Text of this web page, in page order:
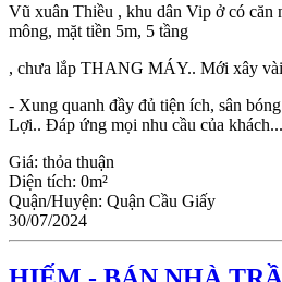
Vũ xuân Thiều , khu dân Vip ở có căn
mông, mặt tiền 5m, 5 tầng
, chưa lắp THANG MÁY.. Mới xây
- Xung quanh đầy đủ tiện ích, sân
Lợi.. Đáp ứng mọi nhu cầu của khách...
Giá: thỏa thuận
Diện tích: 0m²
Quận/Huyện: Quận Cầu Giấy
30/07/2024